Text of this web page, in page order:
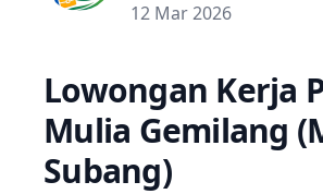
12 Mar 2026
Lowongan Kerja
Mulia Gemilang
Subang)